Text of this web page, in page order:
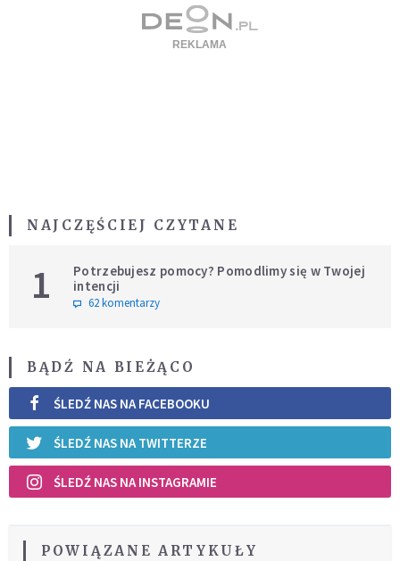
NAJCZĘŚCIEJ CZYTANE
1
Potrzebujesz pomocy? Pomodlimy się w Twojej
intencji
62 komentarzy
BĄDŹ NA BIEŻĄCO
ŚLEDŹ NAS NA FACEBOOKU
ŚLEDŹ NAS NA TWITTERZE
ŚLEDŹ NAS NA INSTAGRAMIE
POWIĄZANE ARTYKUŁY